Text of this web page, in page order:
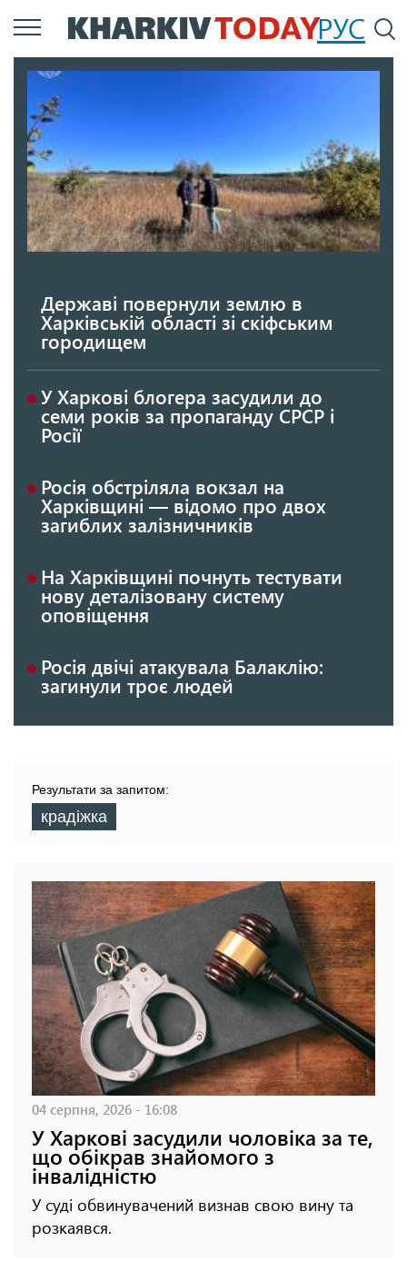
Перейти
до
РУС
Державі повернули землю в
Харківській області зі скіфським
городищем
У Харкові блогера засудили до
семи років за пропаганду СРСР і
Росії
Росія обстріляла вокзал на
Харківщині — відомо про двох
загиблих залізничників
На Харківщині почнуть тестувати
нову деталізовану систему
оповіщення
Росія двічі атакувала Балаклію:
загинули троє людей
Результати за запитом:
крадіжка
04 серпня, 2026 - 16:08
У Харкові засудили чоловіка за те,
що обікрав знайомого з
інвалідністю
У суді обвинувачений визнав свою вину та
розкаявся.